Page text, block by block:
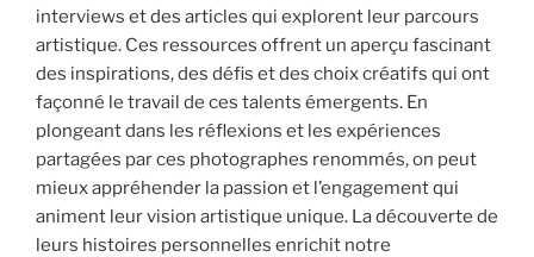
interviews et des articles qui explorent leur parcours
artistique. Ces ressources offrent un aperçu fascinant
des inspirations, des défis et des choix créatifs qui ont
façonné le travail de ces talents émergents. En
plongeant dans les réflexions et les expériences
partagées par ces photographes renommés, on peut
mieux appréhender la passion et l’engagement qui
animent leur vision artistique unique. La découverte de
leurs histoires personnelles enrichit notre